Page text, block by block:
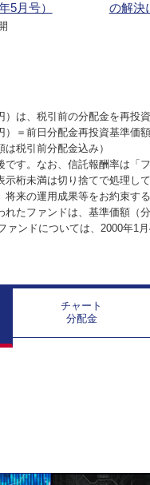
5月号）
の解決
は、税引前の分配金を再投
＝前日分配金再投資基準価
税引前分配金込み）
す。なお、信託報酬率は「
桁未満は切り捨てで処理して
来の運用成果等をお約束する
たファンドは、基準価額（
ンドについては、2000年1
チャート
分配金